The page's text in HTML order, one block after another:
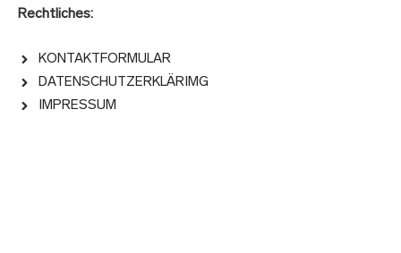
Rechtliches:
KONTAKTFORMULAR
DATENSCHUTZERKLÄRIMG
IMPRESSUM